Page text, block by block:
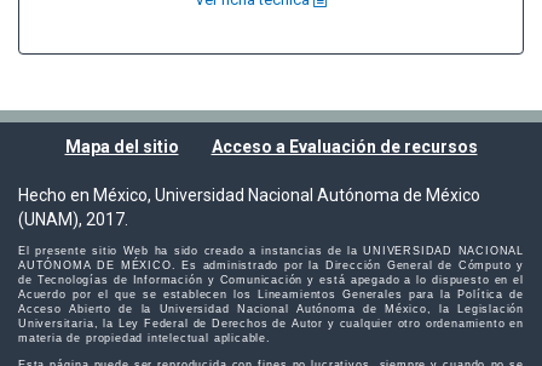
Mapa del sitio Acceso a Evaluación de recursos
Hecho en México, Universidad Nacional Autónoma de México
(UNAM), 2017.
El presente sitio Web ha sido creado a instancias de la UNIVERSIDAD NACIONAL
AUTÓNOMA DE MÉXICO. Es administrado por la Dirección General de Cómputo y
de Tecnologías de Información y Comunicación y está apegado a lo dispuesto en el
Acuerdo por el que se establecen los Lineamientos Generales para la Política de
Acceso Abierto de la Universidad Nacional Autónoma de México, la Legislación
Universitaria, la Ley Federal de Derechos de Autor y cualquier otro ordenamiento en
materia de propiedad intelectual aplicable.